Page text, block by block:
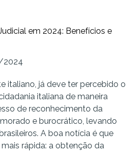
em 2024: Benefícios e
italiano, já deve ter percebido o
italiana de maneira
de reconhecimento da
e burocrático, levando
A boa notícia é que
rápida: a obtenção da